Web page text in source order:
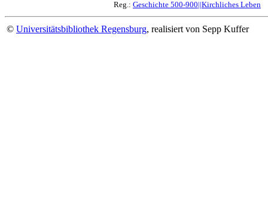
Reg.: Geschichte 500-900||Kirchliches Leben
© Universitätsbibliothek Regensburg, realisiert von Sepp Kuffer